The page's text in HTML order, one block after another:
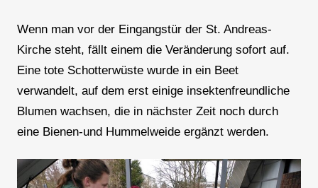
Wenn man vor der Eingangstür der St. Andreas-
Kirche steht, fällt einem die Veränderung sofort auf.
Eine tote Schotterwüste wurde in ein Beet
verwandelt, auf dem erst einige insektenfreundliche
Blumen wachsen, die in nächster Zeit noch durch
eine Bienen-und Hummelweide ergänzt werden.